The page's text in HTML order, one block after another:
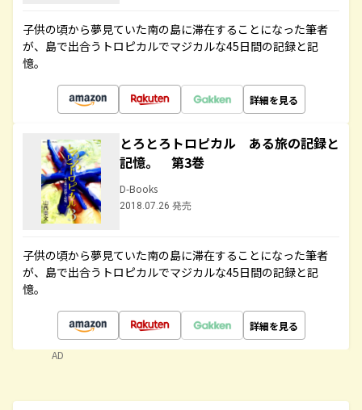
子供の頃から夢見ていた南の島に滞在することになった筆者
が、島で出合うトロピカルでマジカルな45日間の記録と記
憶。
詳細を見る
とろとろトロピカル ある旅の記録と
記憶。 第3巻
D-Books
2018.07.26 発売
子供の頃から夢見ていた南の島に滞在することになった筆者
が、島で出合うトロピカルでマジカルな45日間の記録と記
憶。
詳細を見る
AD